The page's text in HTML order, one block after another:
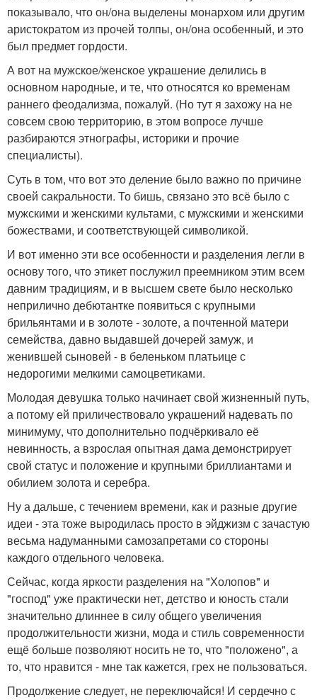
показывало, что он/она выделены монархом или другим
аристократом из прочей толпы, он/она особенный, и это
был предмет гордости.
А вот на мужское/женское украшение делились в
основном народные, и те, что относятся ко временам
раннего феодализма, пожалуй. (Но тут я захожу на не
совсем свою территорию, в этом вопросе лучше
разбираются этнографы, историки и прочие
специалисты).
Суть в том, что вот это деление было важно по причине
своей сакральности. То бишь, связано это всё было с
мужскими и женскими культами, с мужскими и женскими
божествами, и соответствующей символикой.
И вот именно эти все особенности и разделения легли в
основу того, что этикет послужил преемником этим всем
давним традициям, и в высшем свете было несколько
неприлично дебютантке появиться с крупными
брильянтами и в золоте - золоте, а почтенной матери
семейства, давно выдавшей дочерей замуж, и
женившей сыновей - в беленьком платьице с
недорогими мелкими самоцветиками.
Молодая девушка только начинает свой жизненный путь,
а потому ей приличествовало украшений надевать по
минимуму, что дополнительно подчёркивало её
невинность, а взрослая опытная дама демонстрирует
свой статус и положение и крупными бриллиантами и
обилием золота и серебра.
Ну а дальше, с течением времени, как и разные другие
идеи - эта тоже выродилась просто в эйджизм с зачастую
весьма надуманными самозапретами со стороны
каждого отдельного человека.
Сейчас, когда яркости разделения на "Холопов" и
"господ" уже практически нет, детство и юность стали
значительно длиннее в силу общего увеличения
продолжительности жизни, мода и стиль современности
ещё больше позволяют носить не то, что "положено", а
то, что нравится - мне так кажется, грех не пользоваться.
Продолжение следует, не переключайся! И сердечно с